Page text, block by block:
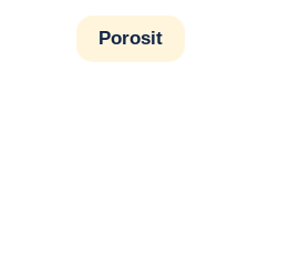
Porosit